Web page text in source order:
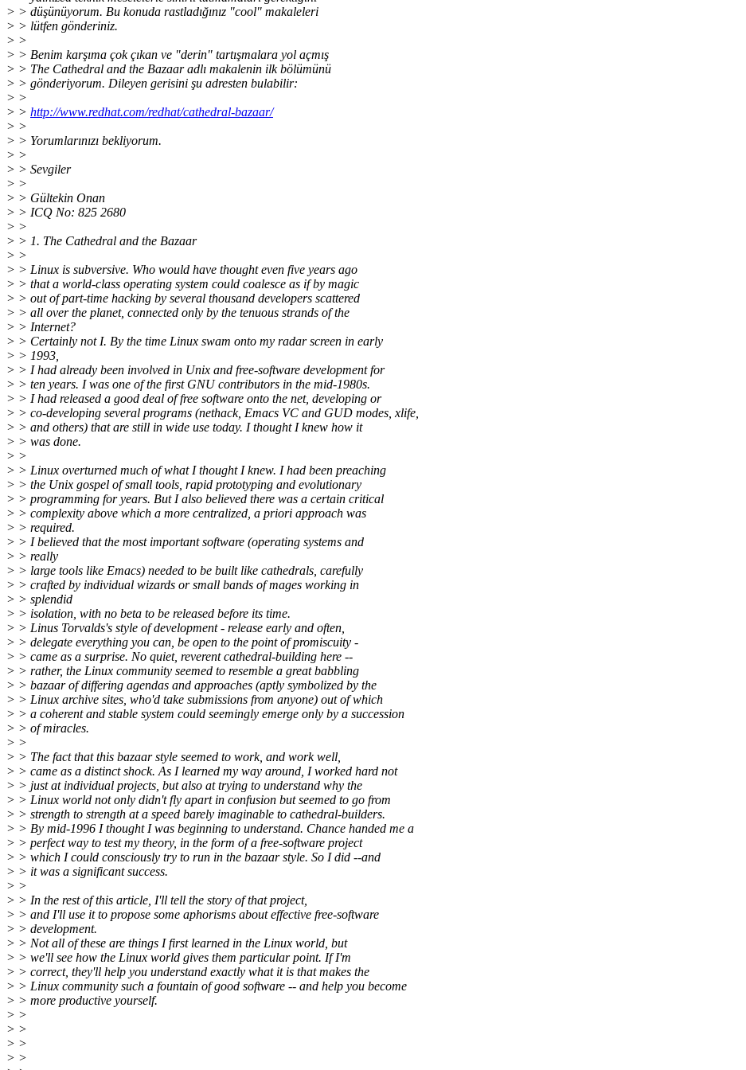
> > düşünüyorum. Bu konuda rastladığınız "cool" makaleleri
> > lütfen gönderiniz.
> >
> > Benim karşıma çok çıkan ve "derin" tartışmalara yol açmış
> > The Cathedral and the Bazaar adlı makalenin ilk bölümünü
> > gönderiyorum. Dileyen gerisini şu adresten bulabilir:
> >
> > http://www.redhat.com/redhat/cathedral-bazaar/
> >
> > Yorumlarınızı bekliyorum.
> >
> > Sevgiler
> >
> > Gültekin Onan
> > ICQ No: 825 2680
> >
> > 1. The Cathedral and the Bazaar
> >
> > Linux is subversive. Who would have thought even five years ago
> > that a world-class operating system could coalesce as if by magic
> > out of part-time hacking by several thousand developers scattered
> > all over the planet, connected only by the tenuous strands of the
> > Internet?
> > Certainly not I. By the time Linux swam onto my radar screen in early
> > 1993,
> > I had already been involved in Unix and free-software development for
> > ten years. I was one of the first GNU contributors in the mid-1980s.
> > I had released a good deal of free software onto the net, developing or
> > co-developing several programs (nethack, Emacs VC and GUD modes, xlife,
> > and others) that are still in wide use today. I thought I knew how it
> > was done.
> >
> > Linux overturned much of what I thought I knew. I had been preaching
> > the Unix gospel of small tools, rapid prototyping and evolutionary
> > programming for years. But I also believed there was a certain critical
> > complexity above which a more centralized, a priori approach was
> > required.
> > I believed that the most important software (operating systems and
> > really
> > large tools like Emacs) needed to be built like cathedrals, carefully
> > crafted by individual wizards or small bands of mages working in
> > splendid
> > isolation, with no beta to be released before its time.
> > Linus Torvalds's style of development - release early and often,
> > delegate everything you can, be open to the point of promiscuity -
> > came as a surprise. No quiet, reverent cathedral-building here --
> > rather, the Linux community seemed to resemble a great babbling
> > bazaar of differing agendas and approaches (aptly symbolized by the
> > Linux archive sites, who'd take submissions from anyone) out of which
> > a coherent and stable system could seemingly emerge only by a succession
> > of miracles.
> >
> > The fact that this bazaar style seemed to work, and work well,
> > came as a distinct shock. As I learned my way around, I worked hard not
> > just at individual projects, but also at trying to understand why the
> > Linux world not only didn't fly apart in confusion but seemed to go from
> > strength to strength at a speed barely imaginable to cathedral-builders.
> > By mid-1996 I thought I was beginning to understand. Chance handed me a
> > perfect way to test my theory, in the form of a free-software project
> > which I could consciously try to run in the bazaar style. So I did --and
> > it was a significant success.
> >
> > In the rest of this article, I'll tell the story of that project,
> > and I'll use it to propose some aphorisms about effective free-software
> > development.
> > Not all of these are things I first learned in the Linux world, but
> > we'll see how the Linux world gives them particular point. If I'm
> > correct, they'll help you understand exactly what it is that makes the
> > Linux community such a fountain of good software -- and help you become
> > more productive yourself.
> >
> >
> >
> >